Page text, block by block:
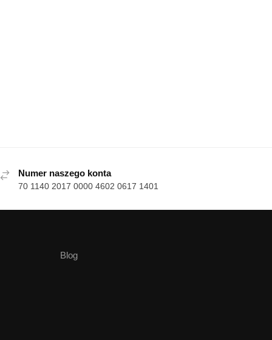
Numer naszego konta
70 1140 2017 0000 4602 0617 1401
Blog